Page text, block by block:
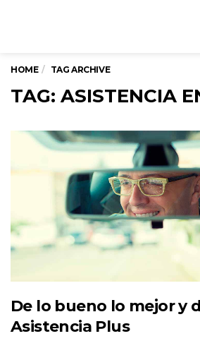
HOME TAG ARCHIVE
TAG: ASISTENCIA
De lo bueno lo mejor y
Asistencia Plus